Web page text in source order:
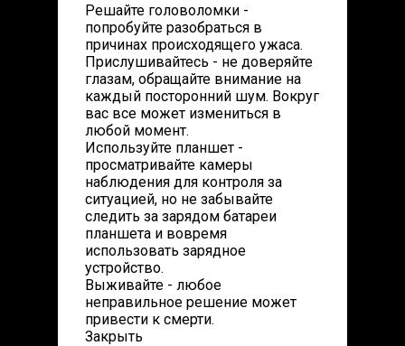
Решайте головоломки -
попробуйте разобраться в
причинах происходящего ужаса.
Прислушивайтесь - не доверяйте
глазам, обращайте внимание на
каждый посторонний шум. Вокруг
вас все может измениться в
любой момент.
Используйте планшет -
просматривайте камеры
наблюдения для контроля за
ситуацией, но не забывайте
следить за зарядом батареи
планшета и вовремя
использовать зарядное
устройство.
Выживайте - любое
неправильное решение может
привести к смерти.
Закрыть